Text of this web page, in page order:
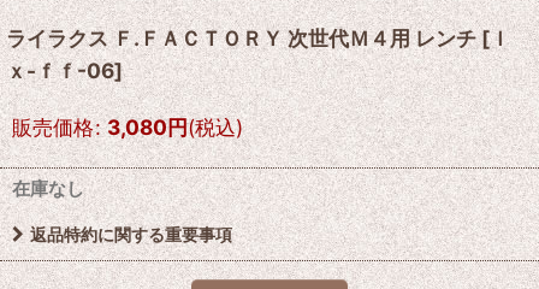
ライラクス Ｆ.ＦＡＣＴＯＲＹ 次世代Ｍ４用 レンチ [ｌ
ｘ-ｆｆ-06]
販売価格: 3,080円(税込)
在庫なし
返品特約に関する重要事項